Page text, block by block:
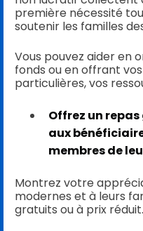
première nécessité
soutenir les familles
Vous pouvez aider en
fonds ou en offrant
particulières, vos
Offrez un
aux
membres de
Montrez votre
modernes et à leurs
gratuits ou à prix réduit.